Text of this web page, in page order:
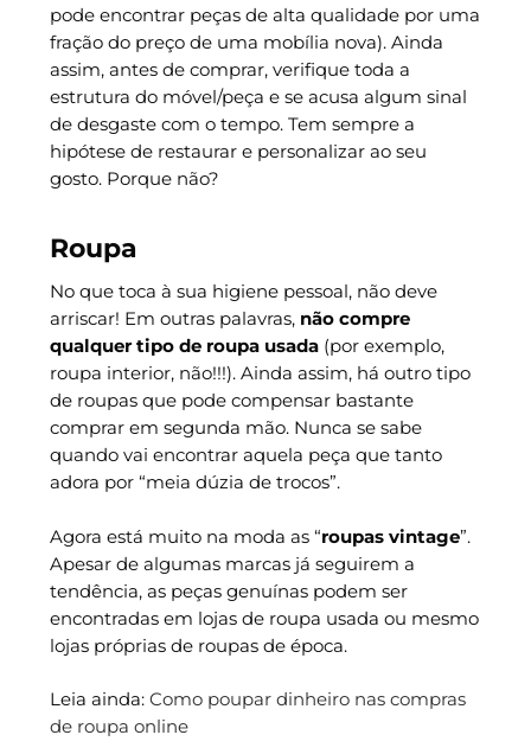
pode encontrar peças de alta qualidade por uma
fração do preço de uma mobília nova). Ainda
assim, antes de comprar, verifique toda a
estrutura do móvel/peça e se acusa algum sinal
de desgaste com o tempo. Tem sempre a
hipótese de restaurar e personalizar ao seu
gosto. Porque não?
Roupa
No que toca à sua higiene pessoal, não deve
arriscar! Em outras palavras, não compre
qualquer tipo de roupa usada(por exemplo,
roupa interior, não!!!). Ainda assim, há outro tipo
de roupas que pode compensar bastante
comprar em segunda mão. Nunca se sabe
quando vai encontrar aquela peça que tanto
adora por “meia dúzia de trocos”.
Agora está muito na moda as “roupas vintage”.
Apesar de algumas marcas já seguirem a
tendência, as peças genuínas podem ser
encontradas em lojas de roupa usada ou mesmo
lojas próprias de roupas de época.
Leia ainda: Como poupar dinheiro nas compras
de roupa online